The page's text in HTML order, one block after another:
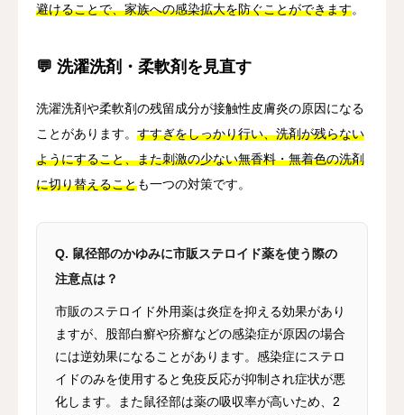
避けることで、家族への感染拡大を防ぐことができます。
💬 洗濯洗剤・柔軟剤を見直す
洗濯洗剤や柔軟剤の残留成分が接触性皮膚炎の原因になる
ことがあります。 すすぎをしっかり行い、洗剤が残らない
ようにすること、また刺激の少ない無香料・無着色の洗剤
に切り替えることも一つの対策です。
Q. 鼠径部のかゆみに市販ステロイド薬を使う際の
注意点は？
市販のステロイド外用薬は炎症を抑える効果があり
ますが、股部白癬や疥癬などの感染症が原因の場合
には逆効果になることがあります。感染症にステロ
イドのみを使用すると免疫反応が抑制され症状が悪
化します。また鼠径部は薬の吸収率が高いため、2